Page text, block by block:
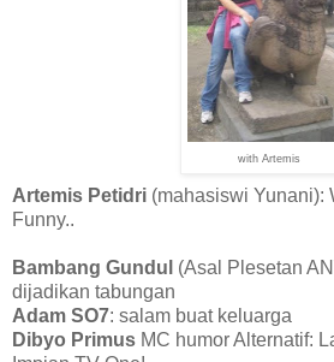
with Artemis
Artemis Petidri (mahasiswi Yunani):
Funny..
Bambang Gundul (Asal Plesetan
dijadikan tabungan
Adam SO7: salam buat keluarga
Dibyo Primus MC humor Alternatif: